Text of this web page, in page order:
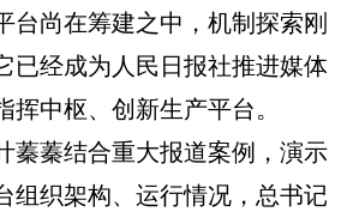
台尚在筹建之中，机制探索刚
已经成为人民日报社推进媒体
中枢、创新生产平台。
蓁结合重大报道案例，演示
组织架构、运行情况，总书记